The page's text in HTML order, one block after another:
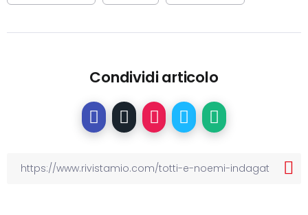
Condividi articolo